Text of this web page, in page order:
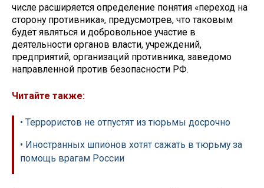
числе расширяется определение понятия «переход на
сторону противника», предусмотрев, что таковым
будет являться и добровольное участие в
деятельности органов власти, учреждений,
предприятий, организаций противника, заведомо
направленной против безопасности РФ.
Читайте также:
• Террористов не отпустят из тюрьмы досрочно
• Иностранных шпионов хотят сажать в тюрьму за
помощь врагам России